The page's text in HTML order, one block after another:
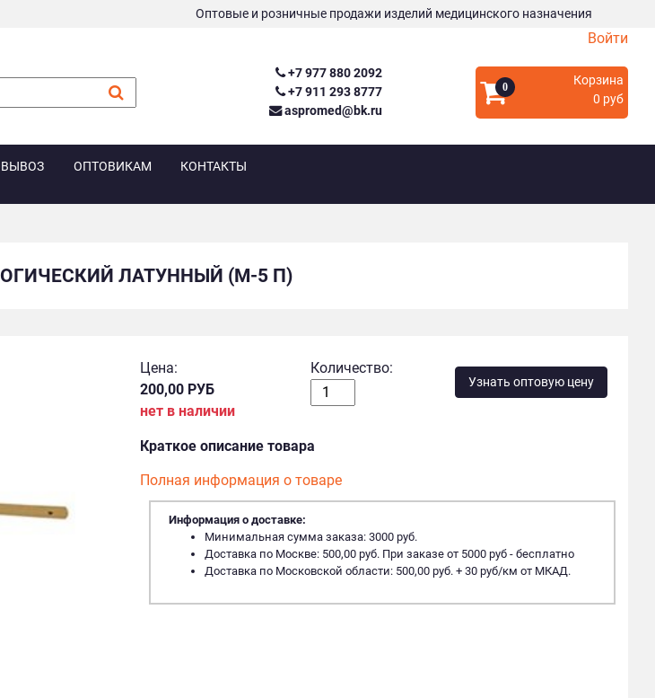
Оптовые и розничные продажи изделий медицинского назначения
Войти
+7 977 880 2092
+7 911 293 8777
aspromed@bk.ru
0
Корзина
0 руб
ОПТОВИКАМ КОНТАКТЫ
ЛАТУННЫЙ (М-5 П)
Цена:
200,00 РУБ
нет в наличии
Количество:
Узнать оптовую цену
Краткое описание товара
Полная информация о товаре
Информация о доставке:
Минимальная сумма заказа: 3000 руб.
Доставка по Москве: 500,00 руб. При заказе от 5000 руб - бесплатно
Доставка по Московской области: 500,00 руб. + 30 руб/км от МКАД.